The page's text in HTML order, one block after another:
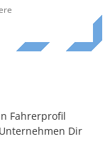
Fahrerprofil
Dir